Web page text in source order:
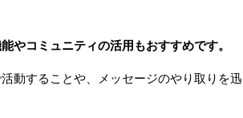
やコミュニティの活用もおすすめです。
動することや、メッセージのやり取りを迅